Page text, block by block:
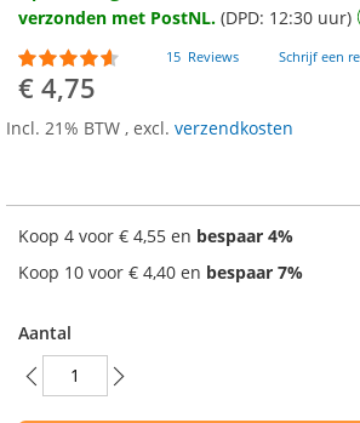
de
afbeeldingen-
gallerij
verzonden met PostNL. (DPD: 12:30 uur)
Waardering:
87
% of100
15 Reviews Schrijf een
€ 4,75
Incl. 21% BTW , excl. verzendkosten
Koop 4 voor € 4,55 en bespaar 4%
Koop 10 voor € 4,40 en bespaar 7%
Aantal